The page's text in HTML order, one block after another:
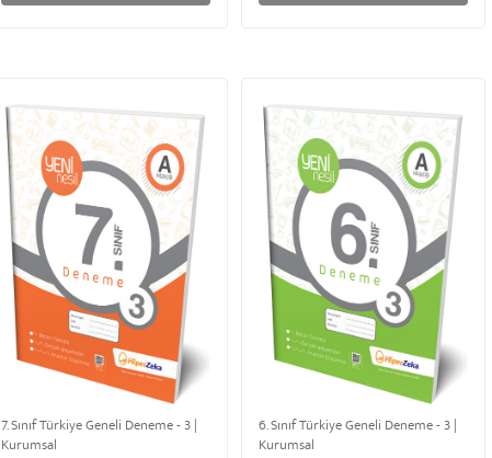
7. Sınıf Türkiye Geneli Deneme - 3 |
Kurumsal
6. Sınıf Türkiye Geneli Deneme - 3 |
Kurumsal